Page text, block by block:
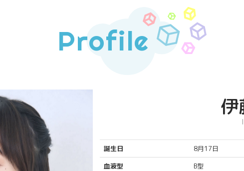
Profile
伊
誕生日
8月17日
血液型
B型